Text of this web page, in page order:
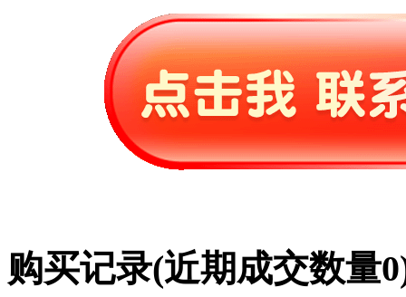
购买记录(近期成交数量0